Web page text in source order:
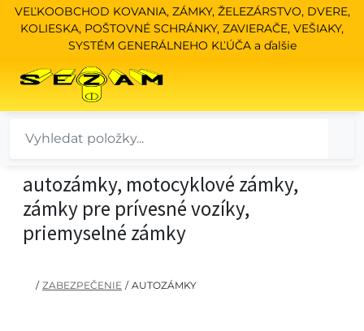
VEĽKOOBCHOD KOVANIA, ZÁMKY, ŽELEZÁRSTVO, DVERE,
KOLIESKA, POŠTOVNÉ SCHRÁNKY, ZAVIERAČE, VEŠIAKY,
SYSTÉM GENERÁLNEHO KĽÚČA a ďalšie
autozámky, motocyklové zámky,
zámky pre prívesné vozíky,
priemyselné zámky
/ ZABEZPEČENIE / AUTOZÁMKY